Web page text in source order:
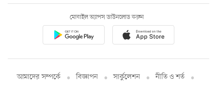
মোবাইল অ্যাপস ডাউনলোড করুন
আমাদের সম্পর্কে বিজ্ঞাপন সার্কুলেশন
নীতি ও শর্ত